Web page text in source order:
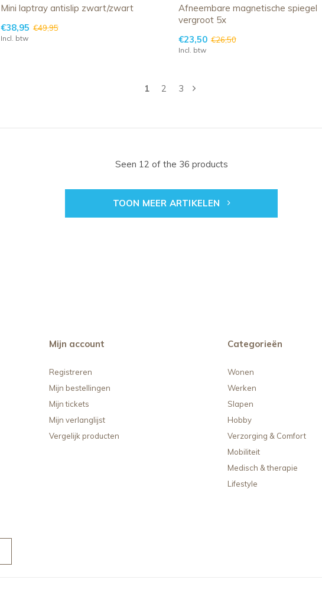
Mini laptray antislip zwart/zwart
€38,95 €49,95
Incl. btw
Afneembare magnetische spiegel
vergroot 5x
€23,50 €26,50
Incl. btw
1 2 3
Seen 12 of the 36 products
TOON MEER ARTIKELEN
Mijn account
Registreren
Mijn bestellingen
Mijn tickets
Mijn verlanglijst
Vergelijk producten
Categorieën
Wonen
Werken
Slapen
Hobby
Verzorging & Comfort
Mobiliteit
Medisch & therapie
Lifestyle